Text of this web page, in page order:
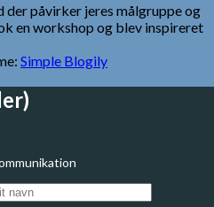
der påvirker jeres målgruppe og
en workshop og blev inspireret
Simple Blogily